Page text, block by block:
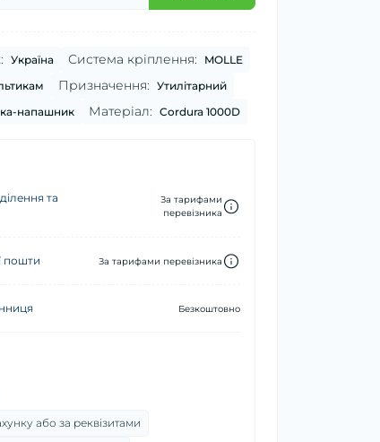
Україна Система кріплення: MOLLE
Призначення: Утилітарний
напашник Матеріал: Cordura 1000D
та
За тарифами
перевізника
пошти За тарифами перевізника
Безкоштовно
або за реквізитами